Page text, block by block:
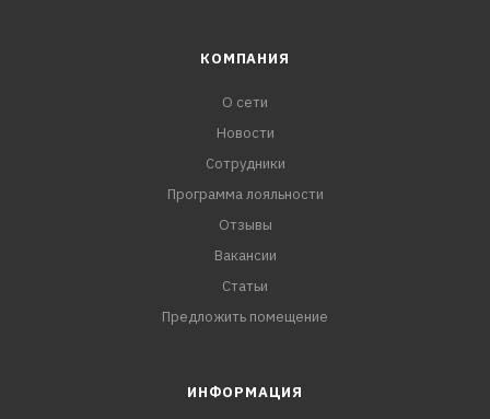
КОМПАНИЯ
О сети
Новости
Сотрудники
Программа лояльности
Отзывы
Вакансии
Статьи
Предложить помещение
ИНФОРМАЦИЯ